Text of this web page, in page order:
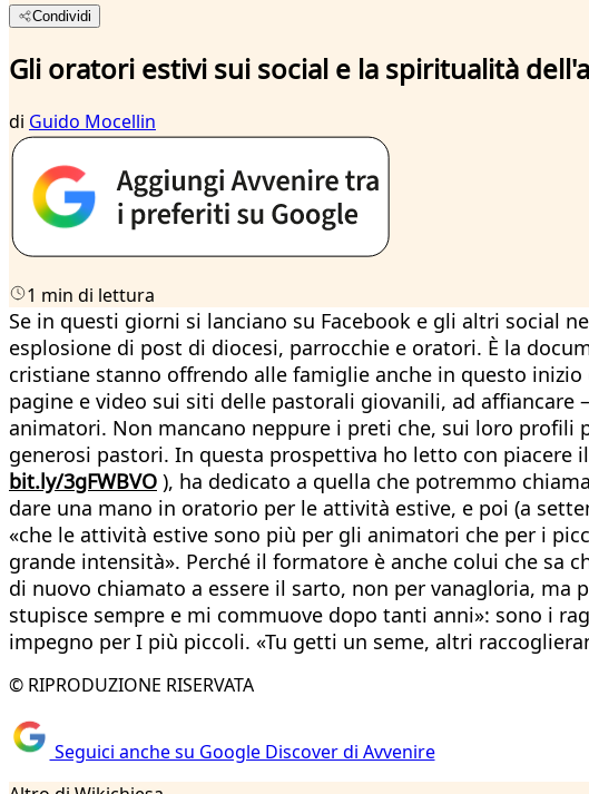
Condividi
Gli oratori estivi sui social e la spiritualità
di Guido Mocellin
1 min di lettura
Se in questi giorni si lanciano su Facebook e gli altri social
esplosione di post di diocesi, parrocchie e oratori. È la
cristiane stanno offrendo alle famiglie anche in questo
pagine e video sui siti delle pastorali giovanili, ad
animatori. Non mancano neppure i preti che, sui loro profili
generosi pastori. In questa prospettiva ho letto con piacere
bit.ly/3gFWBVO ), ha dedicato a quella che potremmo
dare una mano in oratorio per le attività estive, e poi (a
«che le attività estive sono più per gli animatori che per i
grande intensità». Perché il formatore è anche colui che sa
di nuovo chiamato a essere il sarto, non per vanagloria, ma
stupisce sempre e mi commuove dopo tanti anni»: sono i
impegno per I più piccoli. «Tu getti un seme, altri
© RIPRODUZIONE RISERVATA
Seguici anche su Google Discover di Avvenire